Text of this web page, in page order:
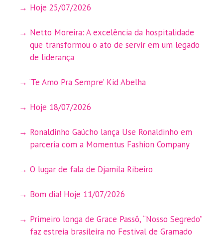
Hoje 25/07/2026
Netto Moreira: A excelência da hospitalidade
que transformou o ato de servir em um legado
de liderança
‘Te Amo Pra Sempre’ Kid Abelha
Hoje 18/07/2026
Ronaldinho Gaúcho lança Use Ronaldinho em
parceria com a Momentus Fashion Company
O lugar de fala de Djamila Ribeiro
Bom dia! Hoje 11/07/2026
Primeiro longa de Grace Passô, “Nosso Segredo”
faz estreia brasileira no Festival de Gramado